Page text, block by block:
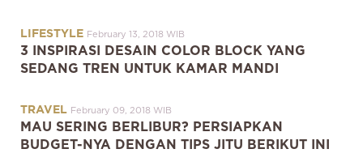
LIFESTYLE February 13, 2018 WIB
3 INSPIRASI DESAIN COLOR BLOCK YANG
SEDANG TREN UNTUK KAMAR MANDI
TRAVEL February 09, 2018 WIB
MAU SERING BERLIBUR? PERSIAPKAN
BUDGET-NYA DENGAN TIPS JITU BERIKUT INI